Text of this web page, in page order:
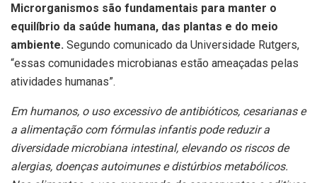
Microrganismos são fundamentais para manter o
equilíbrio da saúde humana, das plantas e do meio
ambiente. Segundo comunicado da Universidade Rutgers,
“essas comunidades microbianas estão ameaçadas pelas
atividades humanas”.
Em humanos, o uso excessivo de antibióticos, cesarianas e
a alimentação com fórmulas infantis pode reduzir a
diversidade microbiana intestinal, elevando os riscos de
alergias, doenças autoimunes e distúrbios metabólicos.